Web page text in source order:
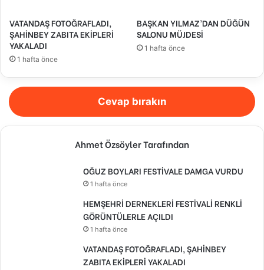
VATANDAŞ FOTOĞRAFLADI,
ŞAHİNBEY ZABITA EKİPLERİ
YAKALADI
1 hafta önce
BAŞKAN YILMAZ’DAN DÜĞÜN
SALONU MÜJDESİ
1 hafta önce
Cevap bırakın
Ahmet Özsöyler Tarafından
OĞUZ BOYLARI FESTİVALE DAMGA VURDU
1 hafta önce
HEMŞEHRİ DERNEKLERİ FESTİVALİ RENKLİ
GÖRÜNTÜLERLE AÇILDI
1 hafta önce
VATANDAŞ FOTOĞRAFLADI, ŞAHİNBEY
ZABITA EKİPLERİ YAKALADI